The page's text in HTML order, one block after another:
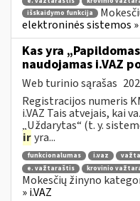
išskaidymo funkcija
elektroninės sistemos »
Kas yra
naudojamas i.VAZ
Web turinio sąrašas
Registracijos numeris
i.VAZ Tais atvejais, kai
„Uždarytas“ (t. y.
iryra...
funkcionalumas i.vaz
e. važtaraštis
krovinio
Mokesčių žinyno
» i.VAZ